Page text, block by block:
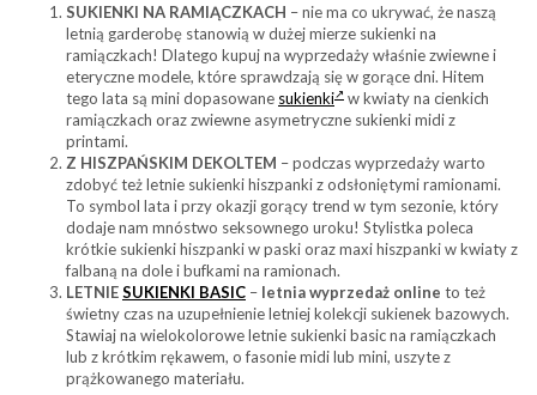
SUKIENKI NA RAMIĄCZKACH – nie ma co ukrywać, że naszą
letnią garderobę stanowią w dużej mierze sukienki na
ramiączkach! Dlatego kupuj na wyprzedaży właśnie zwiewne i
eteryczne modele, które sprawdzają się w gorące dni. Hitem
tego lata są mini dopasowane sukienki
w kwiaty na cienkich
ramiączkach oraz zwiewne asymetryczne sukienki midi z
printami.
Z HISZPAŃSKIM DEKOLTEM – podczas wyprzedaży warto
zdobyć też letnie sukienki hiszpanki z odsłoniętymi ramionami.
To symbol lata i przy okazji gorący trend w tym sezonie, który
dodaje nam mnóstwo seksownego uroku! Stylistka poleca
krótkie sukienki hiszpanki w paski oraz maxi hiszpanki w kwiaty z
falbaną na dole i bufkami na ramionach.
LETNIESUKIENKI BASIC – letnia wyprzedaż online to też
świetny czas na uzupełnienie letniej kolekcji sukienek bazowych.
Stawiaj na wielokolorowe letnie sukienki basic na ramiączkach
lub z krótkim rękawem, o fasonie midi lub mini, uszyte z
prążkowanego materiału.